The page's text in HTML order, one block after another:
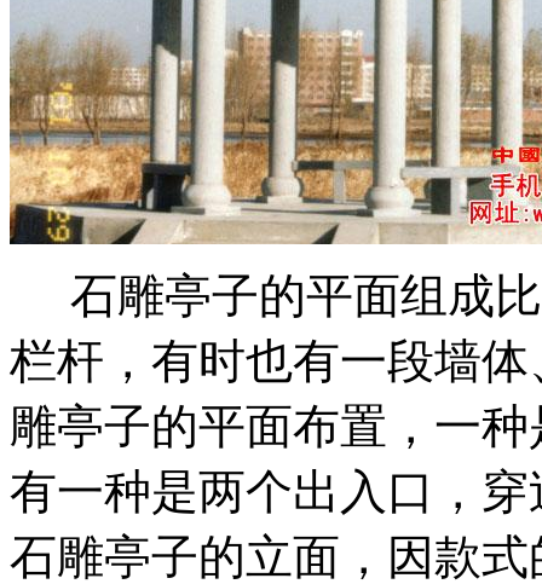
石雕亭子的平面组成
栏杆，有时也有一段墙
雕亭子的平面布置，一
有一种是两个出入口，
石雕亭子的立面，因款